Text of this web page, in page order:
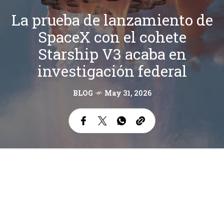
La prueba de lanzamiento de
SpaceX con el cohete
Starship V3 acaba en
investigación federal
BLOG May 31, 2026